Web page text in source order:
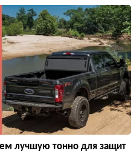
лучшую тонно для защит